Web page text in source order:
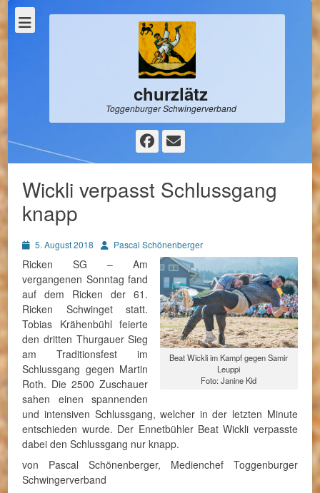
churzlätz
Toggenburger Schwingerverband
Facebook
E-
Mail
Wickli verpasst Schlussgang
knapp
Posted5. August 2018 AutorPascal Schönenberger
Beat Wickli im Kampf gegen Samir
Leuppi
Foto: Janine Kid
Ricken SG – Am
vergangenen Sonntag fand
auf dem Ricken der 61.
Ricken Schwinget statt.
Tobias Krähenbühl feierte
den dritten Thurgauer Sieg
am Traditionsfest im
Schlussgang gegen Martin
Roth. Die 2500 Zuschauer
sahen einen spannenden
und intensiven Schlussgang, welcher in der letzten Minute
entschieden wurde. Der Ennetbühler Beat Wickli verpasste
dabei den Schlussgang nur knapp.
von Pascal Schönenberger, Medienchef Toggenburger
Schwingerverband